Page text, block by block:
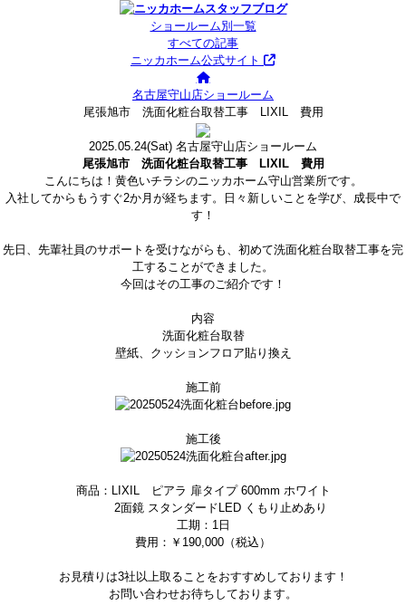
ショールーム別一覧
すべての記事
ニッカホーム公式サイト
名古屋守山店ショールーム
尾張旭市 洗面化粧台取替工事 LIXIL 費用
2025.05.24(Sat) 名古屋守山店ショールーム
尾張旭市 洗面化粧台取替工事 LIXIL 費用
こんにちは！黄色いチラシのニッカホーム守山営業所です。
入社してからもうすぐ2か月が経ちます。日々新しいことを学び、成長中で
す！
先日、先輩社員のサポートを受けながらも、初めて洗面化粧台取替工事を完
工することができました。
今回はその工事のご紹介です！
内容
洗面化粧台取替
壁紙、クッションフロア貼り換え
施工前
施工後
商品：LIXIL ピアラ 扉タイプ 600mm ホワイト
2面鏡 スタンダードLED くもり止めあり
工期：1日
費用：￥190,000（税込）
お見積りは3社以上取ることをおすすめしております！
お問い合わせお待ちしております。